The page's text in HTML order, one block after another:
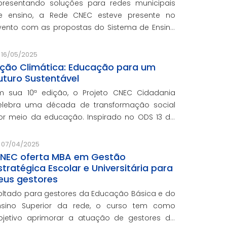
soluções para redes municipais
ensino, a Rede CNEC esteve presente no
com as propostas do Sistema de Ensino
serviços de gestão escolar e parcerias
prefeituras durante e
16/05/2025
Climática: Educação para um
Sustentável
sua 10ª edição, o Projeto CNEC Cidadania
uma década de transformação social
meio da educação. Inspirado no ODS 13 da
e na promoção da sustentabilidade.
07/04/2025
oferta MBA em Gestão
Escolar e Universitária para
gestores
para gestores da Educação Básica e do
Superior da rede, o curso tem como
aprimorar a atuação de gestores da